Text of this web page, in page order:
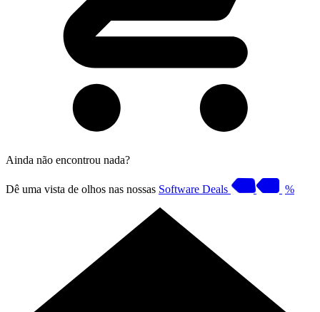
Ainda não encontrou nada?
Dê uma vista de olhos nas nossas Software Deals %